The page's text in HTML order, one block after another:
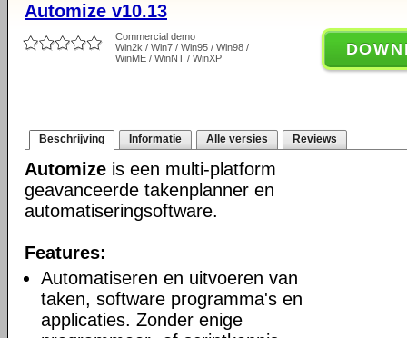
Automize v10.13
Commercial demo
Win2k / Win7 / Win95 / Win98 /
WinME / WinNT / WinXP
Beschrijving Informatie Alle versies Reviews
Automize is een multi-platform
geavanceerde takenplanner en
automatiseringsoftware.
Features:
Automatiseren en uitvoeren van
taken, software programma's en
applicaties. Zonder enige